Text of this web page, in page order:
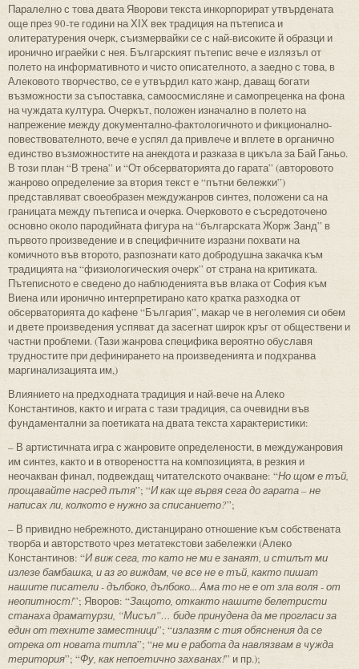
Паралелно с това двата Яворови текста инкорпорират утвърдената
още през 90-те години на ХІХ век традиция на пътеписа и
олитературения очерк, съизмервайки се с най-високите й образци и
иронично играейки с нея. Българският пътепис вече е излязъл от
полето на информативното и чисто описателното, а заедно с това, в
Алековото творчество, се е утвърдил като жанр, даващ богати
възможности за съпоставка, самоосмисляне и самопреценка на фона
на чуждата култура. Очеркът, положен изначално в полето на
напрежение между документално-фактологичното и фикционално-
повествователното, вече е успял да привлече и вплете в органично
единство възможностите на анекдота и разказа в цикъла за Бай Ганьо.
В този план “В трена” и “От обсерваторията до гарата” (авторовото
жанрово определение за втория текст е “пътни бележки”)
представляват своеобразен междужанров синтез, положени са на
границата между пътеписа и очерка. Очерковото е съсредоточено
основно около пародийната фигура на “българската Жорж Занд” в
първото произведение и в специфичните изразни похвати на
комичното във второто, разпознати като добродушна закачка към
традицията на “физиологическия очерк” от страна на критиката.
Пътеписното е сведено до наблюденията във влака от София към
Виена или иронично интерпретирано като кратка разходка от
обсерваторията до кафене “България”, макар че в неголемия си обем
и двете произведения успяват да засегнат широк кръг от обществени и
частни проблеми. (Тази жанрова специфика вероятно обуславя
трудностите при дефинирането на произведенията и подхранва
маргинализацията им,)
Влиянието на предходната традиция и най-вече на Алеко
Константинов, както и играта с тази традиция, са очевидни във
фундаментални за поетиката на двата текста характеристики:
– В артистичната игра с жанровите определености, в междужанровия
им синтез, както и в отвореността на композицията, в резкия и
неочакван финал, подвеждащ читателското очакване: “Но щом е тъй,
прощавайте насред пътя”; “И как ще вървя сега до гарата – не
написах ли, колкото е нужно за списанието?”;
– В привидно небрежното, дистанцирано отношение към собствената
творба и авторството чрез метатекстови забележки (Алеко
Константинов: “И виж сега, то като не ми е занаят, и стилът ми
излезе бамбашка, и аз го виждам, че все не е тъй, както пишат
нашите писатели - дълбоко, дълбоко... Ама то не е от зла воля - от
неопитност!”; Яворов: “Защото, откакто нашите белетристи
станаха драматурзи, “Мисъл”… биде принудена да ме прогласи за
един от техните заместници”; “излазям с тия обяснения да се
отрека от новата титла”; “не ми е работа да навлязвам в чужда
територия”; “Фу, как непоетично захванах!” и пр.);